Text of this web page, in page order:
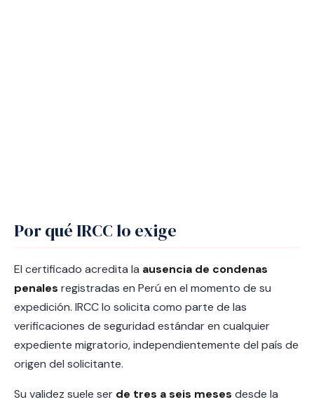
Por qué IRCC lo exige
El certificado acredita la ausencia de condenas
penales registradas en Perú en el momento de su
expedición. IRCC lo solicita como parte de las
verificaciones de seguridad estándar en cualquier
expediente migratorio, independientemente del país de
origen del solicitante.
Su validez suele ser de tres a seis meses desde la